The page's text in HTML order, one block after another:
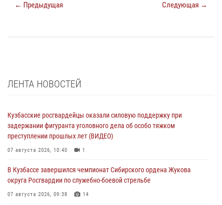
← Предыдущая Следующая →
ЛЕНТА НОВОСТЕЙ
Кузбасские росгвардейцы оказали силовую поддержку при
задержании фигуранта уголовного дела об особо тяжком
преступлении прошлых лет (ВИДЕО)
07 августа 2026, 10:40 1
В Кузбассе завершился чемпионат Сибирского ордена Жукова
округа Росгвардии по служебно-боевой стрельбе
07 августа 2026, 09:38 14